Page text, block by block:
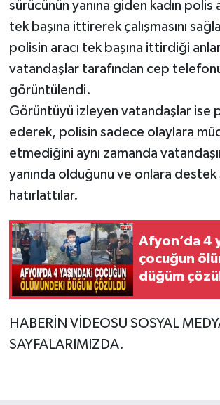
sürücünün yanına giden kadın polis
tek başına ittirerek çalışmasını
polisin aracı tek başına ittirdiği
vatandaşlar tarafından cep
görüntülendi.
Görüntüyü izleyen vatandaşlar ise
ederek, polisin sadece olaylara
etmediğini aynı zamanda
yanında olduğunu ve onlara destek
hatırlattılar.
Afyon’da 4
çocuğun
düğüm
HABERİN VİDEOSU SOSYAL
SAYFALARIMIZDA.